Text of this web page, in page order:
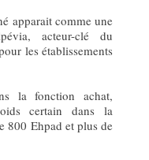
acteur-clé du
les établissements
la fonction achat,
certain dans la
800 Ehpad et plus de